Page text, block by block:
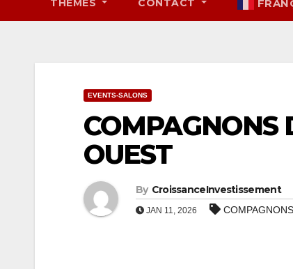
THÈMES CONTACT
EVENTS-SALONS
COMPAGNONS
OUEST
By CroissanceInvestissement
JAN 11, 2026